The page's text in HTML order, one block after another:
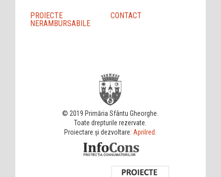
PROIECTE
NERAMBURSABILE
CONTACT
© 2019 Primăria Sfântu Gheorghe.
Toate drepturile rezervate.
Proiectare și dezvoltare: Aprilred